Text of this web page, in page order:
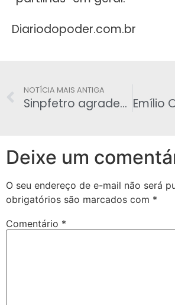
Diariodopoder.com.br
NOTÍCIA MAIS ANTIGA
Sinpfetro agradece o empenho e colaboração da Deputada Federal Mariana Carvalho
Deixe um
O seu endereço de e-mail não será
obrigatórios são marcados com *
Comentário *